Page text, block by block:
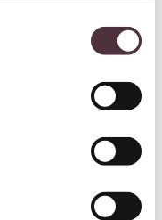
€200,- (niet geldig op